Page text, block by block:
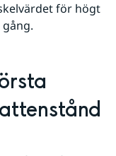
för högt